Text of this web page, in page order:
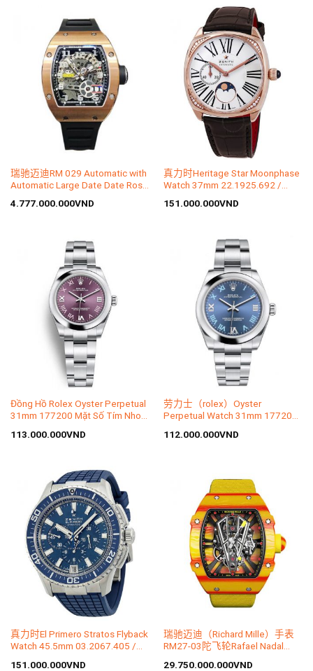
瑞驰迈迪RM 029 Automatic with
Automatic Large Date Date Rose
4.777.000.000VND
真力时Heritage Star Moonphase
Watch 37mm 22.1925.692 /
151.000.000VND
Đồng Hồ Rolex Oyster Perpetual
31mm 177200 Mặt Số Tím Nho
113.000.000VND
劳力士（rolex）Oyster
Perpetual Watch 31mm 177200
112.000.000VND
真力时El Primero Stratos Flyback
Watch 45.5mm 03.2067.405 /
151.000.000VND
瑞驰迈迪（Richard Mille）手表
RM27-03陀飞轮Rafael Nadal
29.750.000.000VND